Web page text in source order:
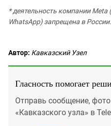
* деятельность компании
WhatsApp) запрещена в России.
Автор: Кавказский Узел
Гласность помогает
Отправь сообщение,
«Кавказского узла» в